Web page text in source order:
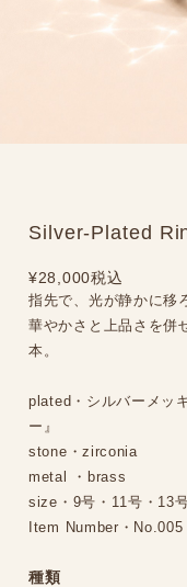
Silver-Plated
¥28,000税込
指先で、光が静かに移
華やかさと上品さを併
本。
plated・シルバーメッ
ー』
stone・zirconia
metal ・brass
size・9号・11号・13
Item Number・No.005
種類